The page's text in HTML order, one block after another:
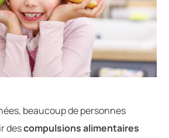
beaucoup de personnes
descompulsionsalimentaires